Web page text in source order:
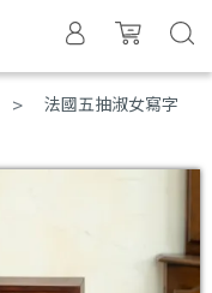
法國五抽淑女寫字